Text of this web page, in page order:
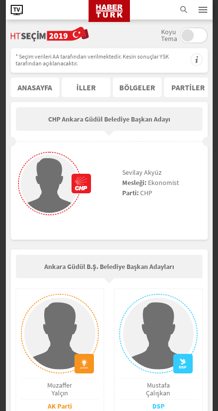
Koyu
Tema
* Seçim verileri AA tarafından verilmektedir. Kesin sonuçlar YSK
tarafından açıklanacaktır.
ANASAYFA İLLER BÖLGELER PARTİLER
CHP Ankara Güdül Belediye Başkan Adayı
Sevilay Akyüz
Mesleği:Ekonomist
Parti:CHP
Ankara Güdül B.Ş. Belediye Başkan Adayları
Muzaffer
Yalçın
AK Parti
Mustafa
Çalışkan
DSP